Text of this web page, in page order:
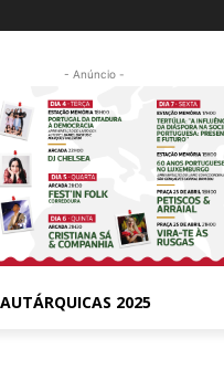
- Anúncio -
AUTÁRQUICAS 2025